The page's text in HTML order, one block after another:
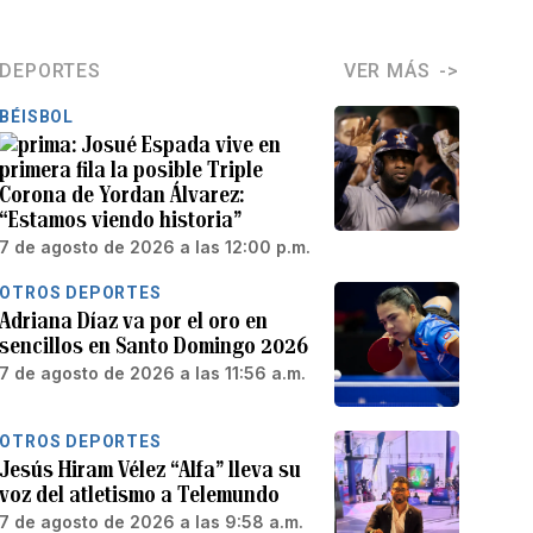
DEPORTES VER MÁS
BÉISBOL
Josué Espada vive en
primera fila la posible Triple
Corona de Yordan Álvarez:
“Estamos viendo historia”
7 de agosto de 2026 a las 12:00 p.m.
OTROS DEPORTES
Adriana Díaz va por el oro en
sencillos en Santo Domingo 2026
7 de agosto de 2026 a las 11:56 a.m.
OTROS DEPORTES
Jesús Hiram Vélez “Alfa” lleva su
voz del atletismo a Telemundo
7 de agosto de 2026 a las 9:58 a.m.